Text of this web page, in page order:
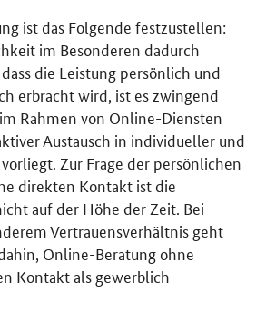
ist das Folgende festzustellen:
im Besonderen dadurch
die Leistung persönlich und
erbracht wird, ist es zwingend
Rahmen von Online-Diensten
Austausch in individueller und
Zur Frage der persönlichen
direkten Kontakt ist die
auf der Höhe der Zeit. Bei
Vertrauensverhältnis geht
Online-Beratung ohne
Kontakt als gewerblich